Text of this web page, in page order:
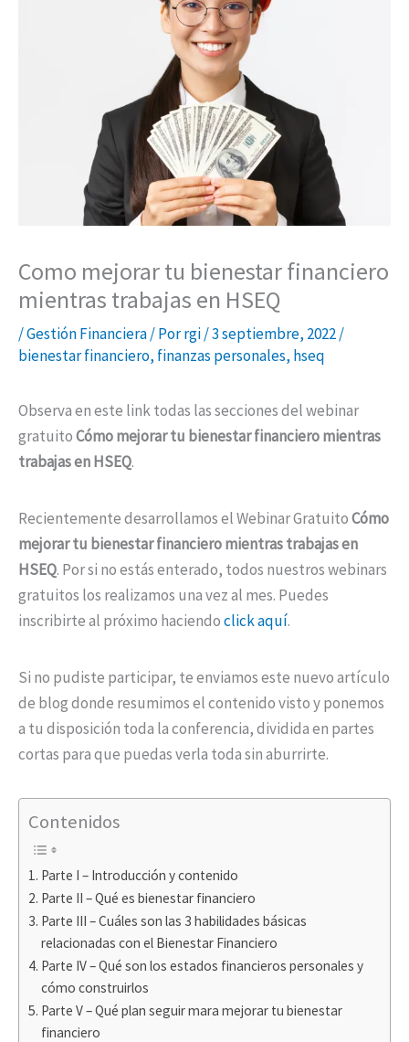
Como mejorar tu bienestar financiero
mientras trabajas en HSEQ
/Gestión Financiera/ Porrgi/3 septiembre, 2022/
bienestar financiero, finanzas personales, hseq
Observa en este link todas las secciones del webinar
gratuitoCómo mejorar tu bienestar financiero mientras
trabajas en HSEQ.
Recientemente desarrollamos el Webinar GratuitoCómo
mejorar tu bienestar financiero mientras trabajas en
HSEQ. Por si no estás enterado, todos nuestros webinars
gratuitos los realizamos una vez al mes. Puedes
inscribirte al próximo haciendoclick aquí.
Si no pudiste participar, te enviamos este nuevo artículo
de blog donde resumimos el contenido visto y ponemos
a tu disposición toda la conferencia, dividida en partes
cortas para que puedas verla toda sin aburrirte.
Contenidos
Parte I – Introducción y contenido
Parte II – Qué es bienestar financiero
Parte III – Cuáles son las 3 habilidades básicas
relacionadas con el Bienestar Financiero
Parte IV – Qué son los estados financieros personales y
cómo construirlos
Parte V – Qué plan seguir mara mejorar tu bienestar
financiero